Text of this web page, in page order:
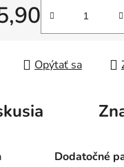
cena:
Opýtať sa
Dodatočné